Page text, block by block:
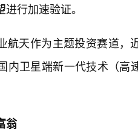
行加速验证。
航天作为主题投资赛道，
内卫星端新一代技术（高
翁